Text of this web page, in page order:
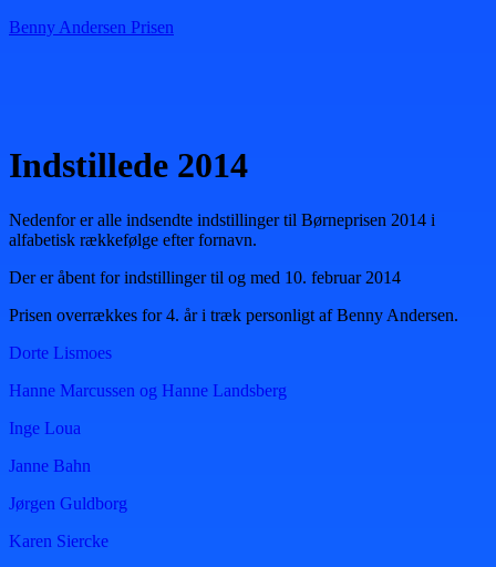
Benny Andersen Prisen
Indstillede 2014
Nedenfor er alle indsendte indstillinger til Børneprisen 2014 i
alfabetisk rækkefølge efter fornavn.
Der er åbent for indstillinger til og med 10. februar 2014
Prisen overrækkes for 4. år i træk personligt af Benny Andersen.
Dorte Lismoes
Hanne Marcussen og Hanne Landsberg
Inge Loua
Janne Bahn
Jørgen Guldborg
Karen Siercke